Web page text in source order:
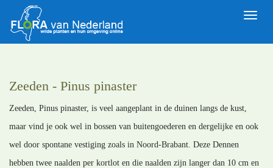
Toggle
Zeeden - Pinus pinaster
Zeeden, Pinus pinaster, is veel aangeplant in de duinen langs de kust,
maar vind je ook wel in bossen van buitengoederen en dergelijke en ook
wel door spontane vestiging zoals in Noord-Brabant. Deze Dennen
hebben twee naalden per kortlot en die naalden zijn langer dan 10 cm en